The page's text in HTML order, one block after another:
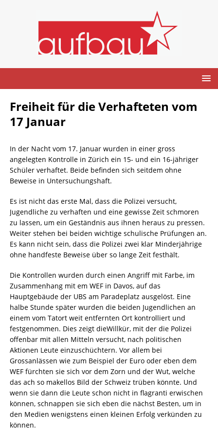
Freiheit für die Verhafteten vom
17 Januar
In der Nacht vom 17. Januar wurden in einer gross
angelegten Kontrolle in Zürich ein 15- und ein 16-jähriger
Schüler verhaftet. Beide befinden sich seitdem ohne
Beweise in Untersuchungshaft.
Es ist nicht das erste Mal, dass die Polizei versucht,
Jugendliche zu verhaften und eine gewisse Zeit schmoren
zu lassen, um ein Geständnis aus ihnen heraus zu pressen.
Weiter stehen bei beiden wichtige schulische Prüfungen an.
Es kann nicht sein, dass die Polizei zwei klar Minderjährige
ohne handfeste Beweise über so lange Zeit festhält.
Die Kontrollen wurden durch einen Angriff mit Farbe, im
Zusammenhang mit em WEF in Davos, auf das
Hauptgebäude der UBS am Paradeplatz ausgelöst. Eine
halbe Stunde später wurden die beiden Jugendlichen an
einem vom Tatort weit entfernten Ort kontrolliert und
festgenommen. Dies zeigt dieWillkür, mit der die Polizei
offenbar mit allen Mitteln versucht, nach politischen
Aktionen Leute einzuschüchtern. Vor allem bei
Grossanlässen wie zum Beispiel der Euro oder eben dem
WEF fürchten sie sich vor dem Zorn und der Wut, welche
das ach so makellos Bild der Schweiz trüben könnte. Und
wenn sie dann die Leute schon nicht in flagranti erwischen
können, schnappen sie sich eben die nächst Besten, um in
den Medien wenigstens einen kleinen Erfolg verkünden zu
können.